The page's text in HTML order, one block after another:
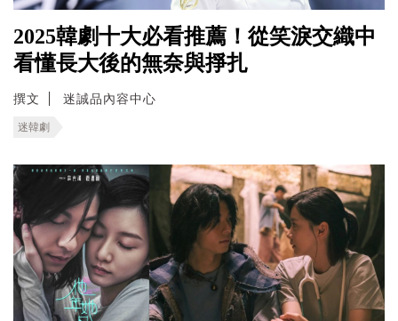
2025韓劇十大必看推薦！從笑淚交織中
看懂長大後的無奈與掙扎
撰文 迷誠品內容中心
迷韓劇